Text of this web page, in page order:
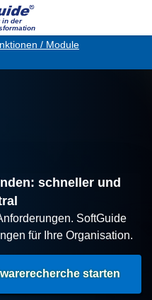
in der
/ Module
schneller und
SoftGuide
für Ihre Organisation.
starten